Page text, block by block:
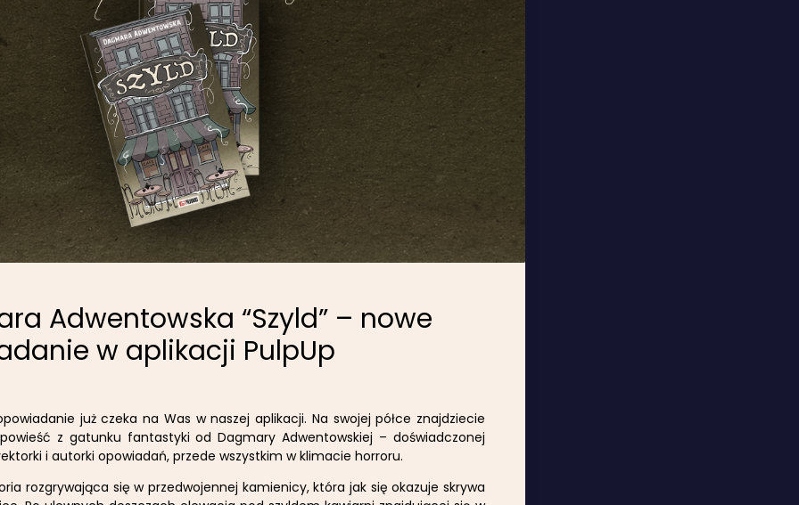
Adwentowska “Szyld” – nowe
w aplikacji PulpUp
już czeka na Was w naszej aplikacji. Na swojej półce znajdziecie
z gatunku fantastyki od Dagmary Adwentowskiej – doświadczonej
i autorki opowiadań, przede wszystkim w klimacie horroru.
rozgrywająca się w przedwojennej kamienicy, która jak się okazuje skrywa